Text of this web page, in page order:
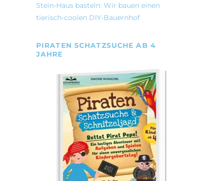
Stein-Haus basteln: Wir bauen einen
tierisch-coolen DIY-Bauernhof
PIRATEN SCHATZSUCHE AB 4
JAHRE